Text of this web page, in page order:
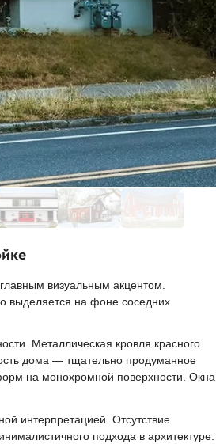
визуальным акцентом.
выделяется на фоне соседних
Металлическая кровля красного
дома — тщательно продуманное
на монохромной поверхности. Окна
интерпретацией. Отсутствие
подхода в архитектуре.